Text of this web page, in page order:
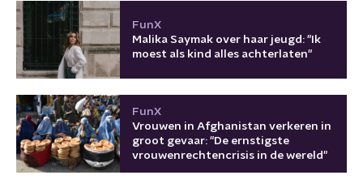
FunX
Malika Saymak over haar jeugd: "Ik
moest als kind alles achterlaten"
FunX
Vrouwen in Afghanistan verkeren in
groot gevaar: "De ernstigste
vrouwenrechtencrisis in de wereld"